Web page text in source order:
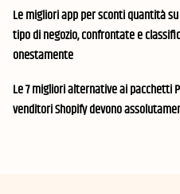
Le migliori app per sconti quantità
tipo di negozio, confrontate e
onestamente
Le 7 migliori alternative ai pacchetti
venditori Shopify devono